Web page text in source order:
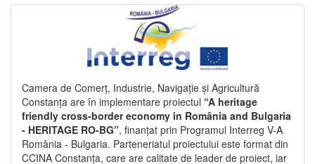
Camera de Comerț, Industrie, Navigație și Agricultură
Constanța are în implementare proiectul “A heritage
friendly cross-border economy in România and Bulgaria
- HERITAGE RO-BG”, finanțat prin Programul Interreg V-A
România - Bulgaria. Parteneriatul proiectului este format din
CCINA Constanța, care are calitate de leader de proiect, iar